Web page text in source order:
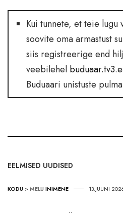
Kui tunnete, et teie lugu
soovite oma armastust
siis registreerige end
veebilehel
Buduaari unistuste
EELMISED UUDISED
KODU >MELU INIMENE 13.JUUNI